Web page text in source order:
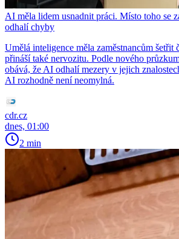
AI měla lidem usnadnit práci. Místo toho se
odhalí chyby
Umělá inteligence měla zaměstnancům šetřit
přináší také nervozitu. Podle nového
obává, že AI odhalí mezery v jejich
AI rozhodně není neomylná.
cdr.cz
dnes, 01:00
2 min